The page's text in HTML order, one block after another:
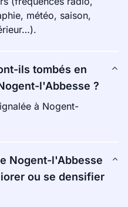
météo, saison,
ils tombés en
l'Abbesse ?
à Nogent-
Nogent-l'Abbesse
ou se densifier